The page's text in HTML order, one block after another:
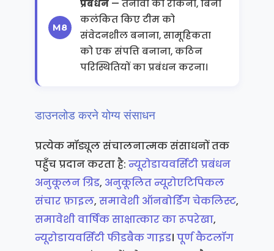
प्रबंधन— तनावों को रोकना, बिना
कलंकित किए टीम को
संवेदनशील बनाना, सामूहिकता
को एक संपत्ति बनाना, कठिन
परिस्थितियों का प्रबंधन करना।
डाउनलोड करने योग्य संसाधन
प्रत्येक मॉड्यूल संचालनात्मक संसाधनों तक
पहुँच प्रदान करता है: न्यूरोडायवर्सिटी प्रबंधन
अनुकूलन ग्रिड, अनुकूलित न्यूरोएटिपिकल
संचार फ़ाइल, समावेशी ऑनबोर्डिंग चेकलिस्ट,
समावेशी वार्षिक साक्षात्कार का रूपरेखा,
न्यूरोडायवर्सिटी फीडबैक गाइड। पूर्ण कैटलॉग